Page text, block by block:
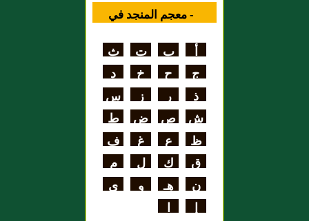
- معجم المنجد في
علي بن الحسن
الهنائي الأزدي
أ ب ت
ث
ج
ح خ
د
ذ
ر ز
س
ش ص ض
ط
ظ
ع غ
ف
ق
ك ل
م
ن
هـ و
ي
إ
ا